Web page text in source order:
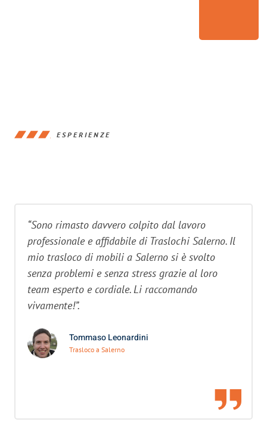
ESPERIENZE
“Sono rimasto davvero colpito dal lavoro
professionale e affidabile di Traslochi Salerno. Il
mio trasloco di mobili a Salerno si è svolto
senza problemi e senza stress grazie al loro
team esperto e cordiale. Li raccomando
vivamente!”.
Tommaso Leonardini
Trasloco a Salerno